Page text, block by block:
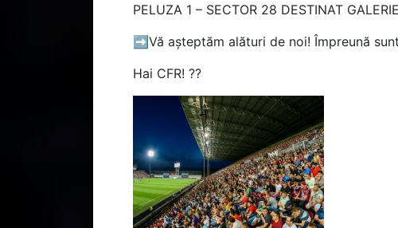
PELUZA 1 – SECTOR 28 DESTINAT
➡️Vă așteptăm alături de noi! Împreună
Hai CFR! ??